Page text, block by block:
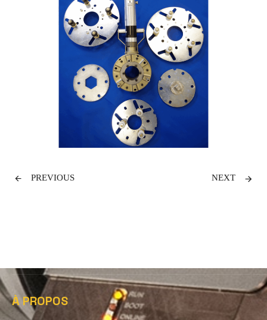
PREVIOUS NEXT
À PROPOS